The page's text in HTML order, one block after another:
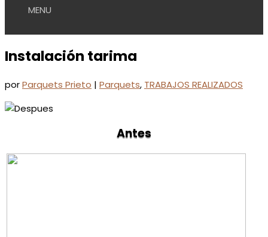
Instalación tarima
porParquets Prieto | Parquets, TRABAJOS REALIZADOS
Antes